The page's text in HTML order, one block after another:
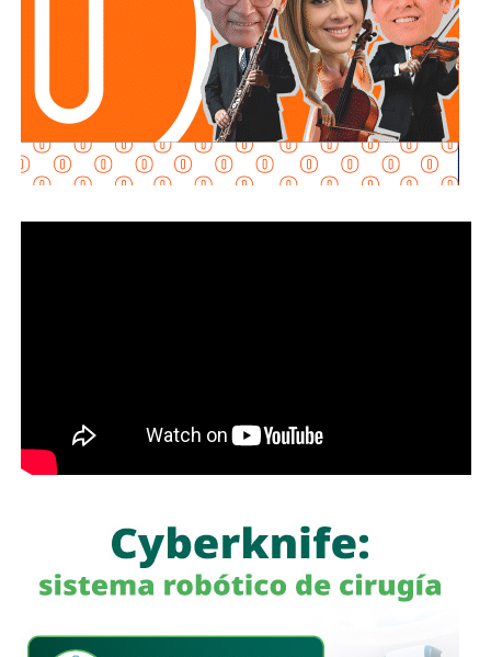
seguridad previstas en la legislación estatal.
La diputada Brisseire Sánchez López, explicó que
mantener las luces encendidas permite incrementar
la visibilidad de las motocicletas ante otros usuarios
de la vía, debido a que por sus dimensiones pueden ser
menos perceptibles que otros vehículos, particularmente
La legisladora destacó que, la Ley General de Movilidad y
Seguridad Vial establece la obligación de las autoridades
competentes de implementar medidas preventivas
en la mayor medida posible, la protección de la vida y la